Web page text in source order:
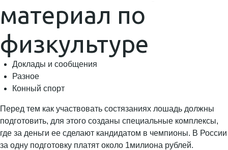
материал по
физкультуре
Доклады и сообщения
Разное
Конный спорт
Перед тем как участвовать состязаниях лошадь должны
подготовить, для этого созданы специальные комплексы,
где за деньги ее сделают кандидатом в чемпионы. В России
за одну подготовку платят около 1милиона рублей.